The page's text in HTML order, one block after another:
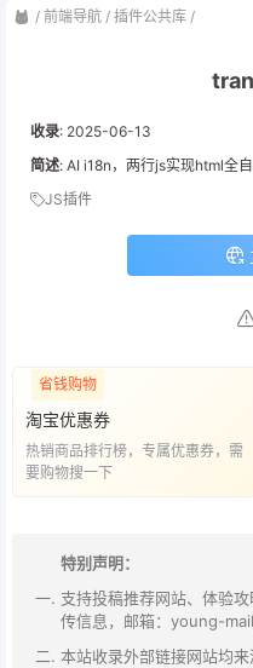
/ 前端导航 / 插件公共库 /
收录: 2025-06-13
简述: AI i18n，两行js实现html全
JS插件
省钱购物
淘宝优惠券
热销商品排行榜，专属优惠券，需
要购物搜一下
特别声明：
支持投稿推荐网站、体验
传信息，邮箱：young-
本站收录外部链接网站均